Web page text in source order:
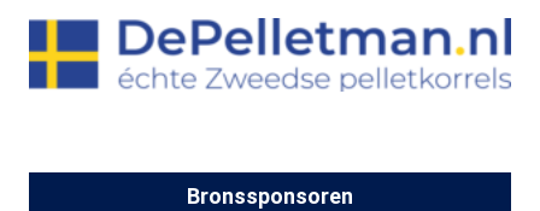
Bronssponsoren